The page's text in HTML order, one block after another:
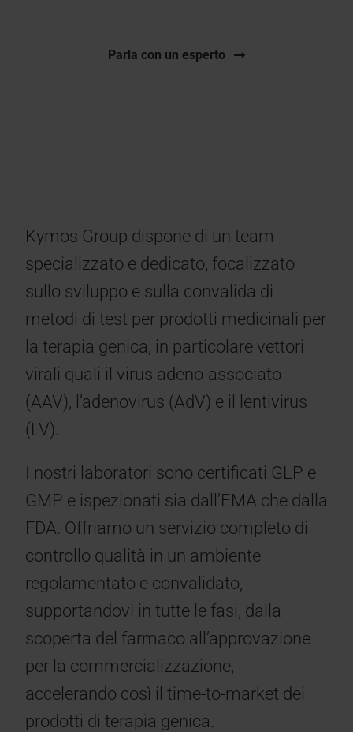
Parla con un esperto
Kymos Group dispone di un team
specializzato e dedicato, focalizzato
sullo sviluppo e sulla convalida di
metodi di test per prodotti medicinali per
la terapia genica, in particolare vettori
virali quali il virus adeno-associato
(AAV), l’adenovirus (AdV) e il lentivirus
(LV).
I nostri laboratori sono certificati GLP e
GMP e ispezionati sia dall’EMA che dalla
FDA. Offriamo un servizio completo di
controllo qualità in un ambiente
regolamentato e convalidato,
supportandovi in tutte le fasi, dalla
scoperta del farmaco all’approvazione
per la commercializzazione,
accelerando così il time-to-market dei
prodotti di terapia genica.